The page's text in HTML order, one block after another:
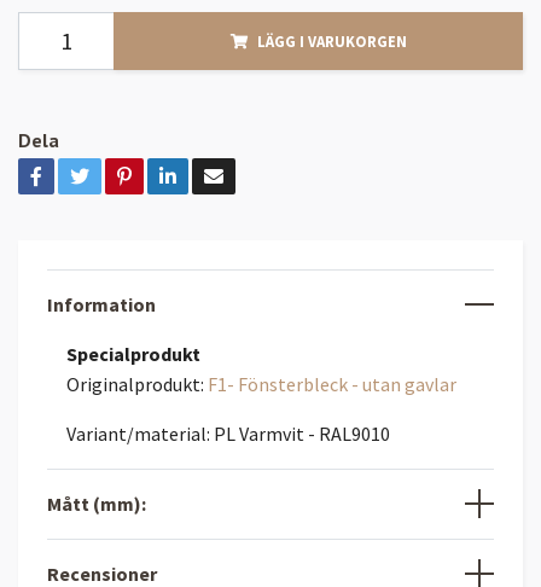
LÄGG I VARUKORGEN
Dela
Information
Specialprodukt
Originalprodukt: F1- Fönsterbleck - utan gavlar
Variant/material: PL Varmvit - RAL9010
Mått (mm):
Recensioner